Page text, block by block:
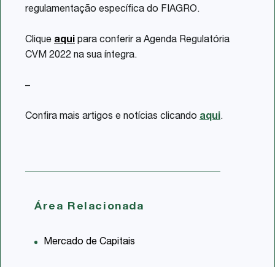
regulamentação específica do FIAGRO.
Clique aqui para conferir a Agenda Regulatória
CVM 2022 na sua íntegra.
–
Confira mais artigos e notícias clicando aqui.
Área Relacionada
Mercado de Capitais